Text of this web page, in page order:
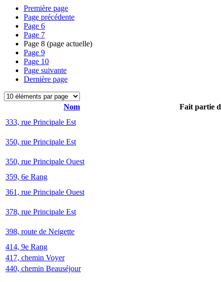
Première page
Page précédente
Page 6
Page 7
Page 8 (page actuelle)
Page 9
Page 10
Page suivante
Dernière page
Nom
Fait partie
333, rue Principale Est
350, rue Principale Est
350, rue Principale Ouest
359, 6e Rang
361, rue Principale Ouest
378, rue Principale Est
398, route de Neigette
414, 9e Rang
417, chemin Voyer
440, chemin Beauséjour